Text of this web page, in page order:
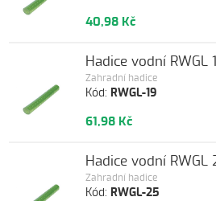
40,98 Kč
Kód: RWGL-19
Zahradní hadice
Hadice vodní RWGL
61,98 Kč
Kód: RWGL-25
Zahradní hadice
Hadice vodní RWGL